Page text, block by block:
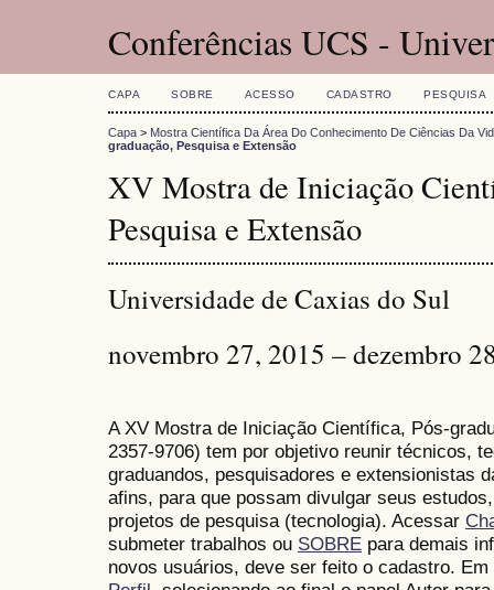
Conferências UCS -
CAPA SOBRE ACESSO CADASTRO PESQUISA
Capa > Mostra Científica Da Área Do Conhecimento De Ciências Da
graduação, Pesquisa e Extensão
XV Mostra de Iniciação
Pesquisa e Extensão
Universidade de Caxias do Sul
novembro 27, 2015 – dezembro
A XV Mostra de Iniciação Científica, Pós-
2357-9706) tem por objetivo reunir técnicos,
graduandos, pesquisadores e extensionistas
afins, para que possam divulgar seus
projetos de pesquisa (tecnologia). Acessar
submeter trabalhos ou SOBRE para demais
novos usuários, deve ser feito o cadastro.